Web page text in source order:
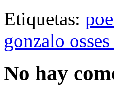
Etiquetas:
gonzalo
No hay